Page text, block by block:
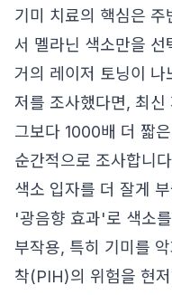
기미 치료의 핵심은
서 멜라닌 색소만을
거의 레이저 토닝이 나
저를 조사했다면, 최신
그보다 1000배 더 짧
순간적으로 조사합니
색소 입자를 더 잘게
'광음향 효과'로 색소
부작용, 특히 기미를
착(PIH)의 위험을 현